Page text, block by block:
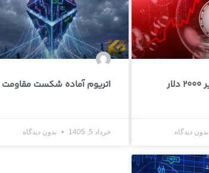
بدون دیدگاه
اتریوم آماده شکست مقاومت
خرداد 5, 1405 بدون دیدگاه